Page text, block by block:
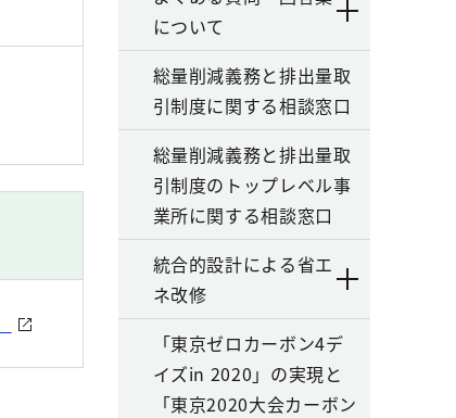
について
総量削減義務と排出量取
引制度に関する相談窓口
総量削減義務と排出量取
引制度のトップレベル事
業所に関する相談窓口
統合的設計による省エ
ネ改修
「東京ゼロカーボン4デ
イズin 2020」の実現と
「東京2020大会カーボン